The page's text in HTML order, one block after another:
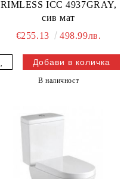
RIMLESS ICC 4937GRAY,
сив мат
€255.13
498.99лв.
В наличност